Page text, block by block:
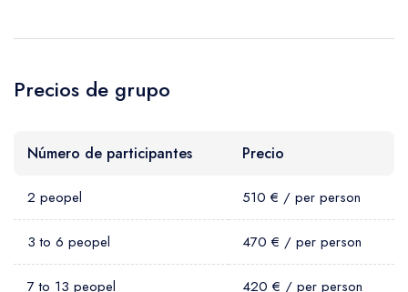
Precios de grupo
Número de participantes Precio
2 peopel 510 € / per person
3 to 6 peopel 470 € / per person
7 to 13 peopel 420 € / per person